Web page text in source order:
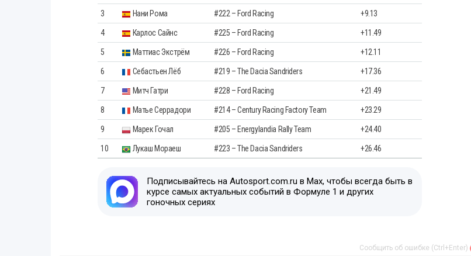
3 Нани Рома #222 – Ford Racing +9.13
4 Карлос Сайнс #225 – Ford Racing +11.49
5 Маттиас Экстрём #226 – Ford Racing +12.11
6 Себастьен Лёб #219 – The Dacia Sandriders +17.36
7 Митч Гатри #228 – Ford Racing +21.49
8 Матье Серрадори #214 – Century Racing Factory Team +23.29
9 Марек Гочал #205 – Energylandia Rally Team +24.40
10 Лукаш Мораеш #223 – The Dacia Sandriders +26.46
Подписывайтесь на Autosport.com.ru в Max, чтобы всегда быть в
курсе самых актуальных событий в Формуле 1 и других
гоночных сериях
Сообщить об ошибке (Ctrl+Enter)